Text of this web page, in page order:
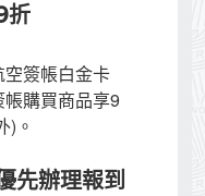
折
簽帳白金卡
購買商品享9
)。
先辦理報到